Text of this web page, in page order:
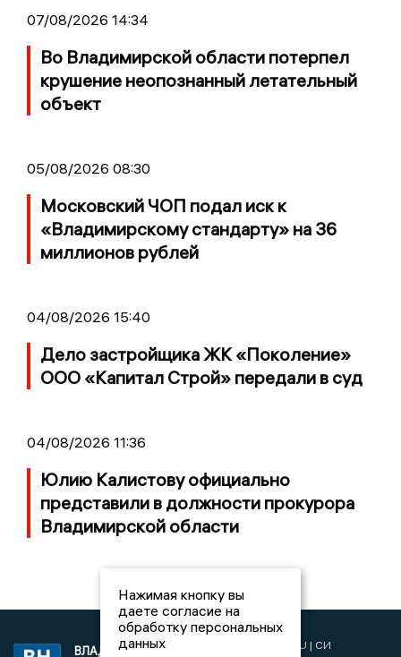
07/08/2026 14:34
Во Владимирской области потерпел
крушение неопознанный летательный
объект
05/08/2026 08:30
Московский ЧОП подал иск к
«Владимирскому стандарту» на 36
миллионов рублей
04/08/2026 15:40
Дело застройщика ЖК «Поколение»
ООО «Капитал Строй» передали в суд
04/08/2026 11:36
Юлию Калистову официально
представили в должности прокурора
Владимирской области
ВЛАДИМИРСКИЕ 2017 © NEWSVLADIMIR.RU | СИ
Нажимая кнопку вы
даете согласие на
обработку персональных
данных